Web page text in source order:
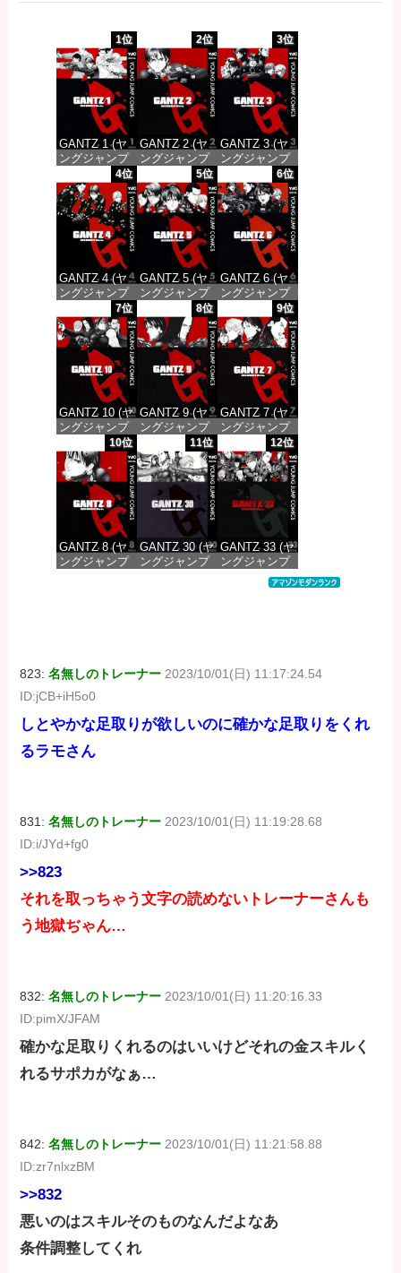
1位
GANTZ 1 (ヤ
ングジャンプ
コミックス
DIGITAL)
価格：¥100
2位
GANTZ 2 (ヤ
ングジャンプ
コミックス
DIGITAL)
価格：¥100
3位
GANTZ 3 (ヤ
ングジャンプ
コミックス
DIGITAL)
価格：¥100
4位
GANTZ 4 (ヤ
ングジャンプ
コミックス
DIGITAL)
価格：¥100
5位
GANTZ 5 (ヤ
ングジャンプ
コミックス
DIGITAL)
価格：¥100
6位
GANTZ 6 (ヤ
ングジャンプ
コミックス
DIGITAL)
価格：¥100
7位
GANTZ 10 (ヤ
ングジャンプ
コミックス
DIGITAL)
価格：¥100
8位
GANTZ 9 (ヤ
ングジャンプ
コミックス
DIGITAL)
価格：¥100
9位
GANTZ 7 (ヤ
ングジャンプ
コミックス
DIGITAL)
価格：¥100
10位
GANTZ 8 (ヤ
ングジャンプ
11位
GANTZ 30 (ヤ
ングジャンプ
12位
GANTZ 33 (ヤ
ングジャンプ
コミックス
823:名無しのトレーナー 2023/10/01(日) 11:17:24.54
ID:jCB+iH5o0
しとやかな足取りが欲しいのに確かな足取りをくれ
るラモさん
831:名無しのトレーナー 2023/10/01(日) 11:19:28.68
ID:i/JYd+fg0
>>823
それを取っちゃう文字の読めないトレーナーさんも
う地獄ぢゃん…
832:名無しのトレーナー 2023/10/01(日) 11:20:16.33
ID:pimX/JFAM
確かな足取りくれるのはいいけどそれの金スキルく
れるサポカがなぁ…
842:名無しのトレーナー 2023/10/01(日) 11:21:58.88
ID:zr7nlxzBM
>>832
悪いのはスキルそのものなんだよなあ
条件調整してくれ